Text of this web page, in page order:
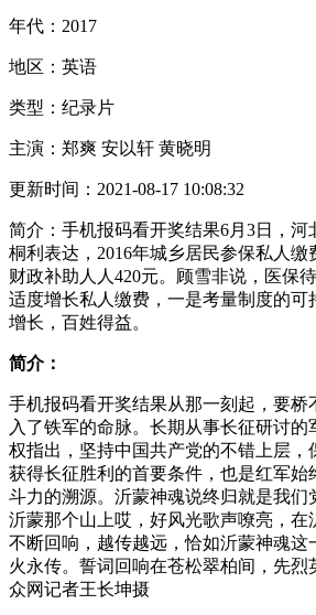
年代： 2017
地区： 英语
类型： 纪录片
主演： 郑爽 安以轩 黄晓明
更新时间： 2021-08-17 10:08:32
简介： 手机报码看开奖结果6月3日，河
桐利表达，2016年城乡居民参保私人缴
财政补助人人420元。顾雪非说，医保
适度增长私人缴费，一是考量制度的可
增长，百姓得益。
简介：
手机报码看开奖结果从那一刻起，要桥
入了铁军的命脉。长期从事长征研讨的
权指出，坚持中国共产党的不错上层，
获得长征胜利的首要条件，也是红军始
斗力的溯源。沂蒙神魂说终归就是我们
沂蒙那个山上哎，好风光歌声嘹亮，在
不断回响，越传越远，恰如沂蒙神魂这
火永传。誓词回响在苍松翠柏间，先烈
众网记者王长坤摄